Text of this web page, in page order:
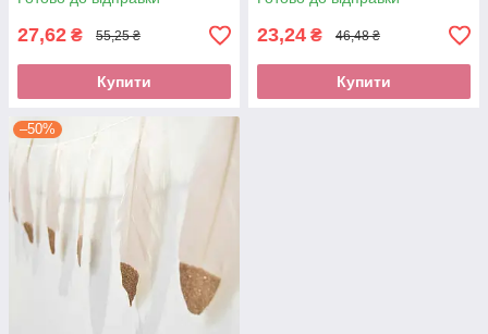
27,62 ₴ 55,25 ₴
Купити
23,24 ₴ 46,48 ₴
Купити
–50%